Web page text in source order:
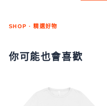
SHOP · 精選好物
你可能也會喜歡